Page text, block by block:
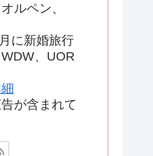
ルペン、
に新婚旅行
、UOR
が含まれて